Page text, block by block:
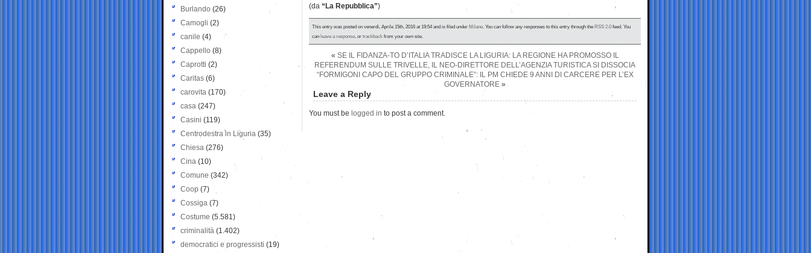
(da “La Repubblica”)
This entry was posted on venerdì, Aprile 15th, 2016 at 19:54 and is filed underMilano. You can follow any responses to this entry through theRSS 2.0feed. You
canleave a response, ortrackbackfrom your own site.
« SE IL FIDANZA-TO D’ITALIA TRADISCE LA LIGURIA: LA REGIONE HA PROMOSSO IL
REFERENDUM SULLE TRIVELLE, IL NEO-DIRETTORE DELL’AGENZIA TURISTICA SI DISSOCIA
“FORMIGONI CAPO DEL GRUPPO CRIMINALE”: IL PM CHIEDE 9 ANNI DI CARCERE PER L’EX
GOVERNATORE »
Leave a Reply
You must be logged in to post a comment.
Burlando (26)
Camogli (2)
canile (4)
Cappello (8)
Caprotti (2)
Caritas (6)
carovita (170)
casa (247)
Casini (119)
Centrodestra in Liguria (35)
Chiesa (276)
Cina (10)
Comune (342)
Coop (7)
Cossiga (7)
Costume (5.581)
criminalità (1.402)
democratici e progressisti (19)